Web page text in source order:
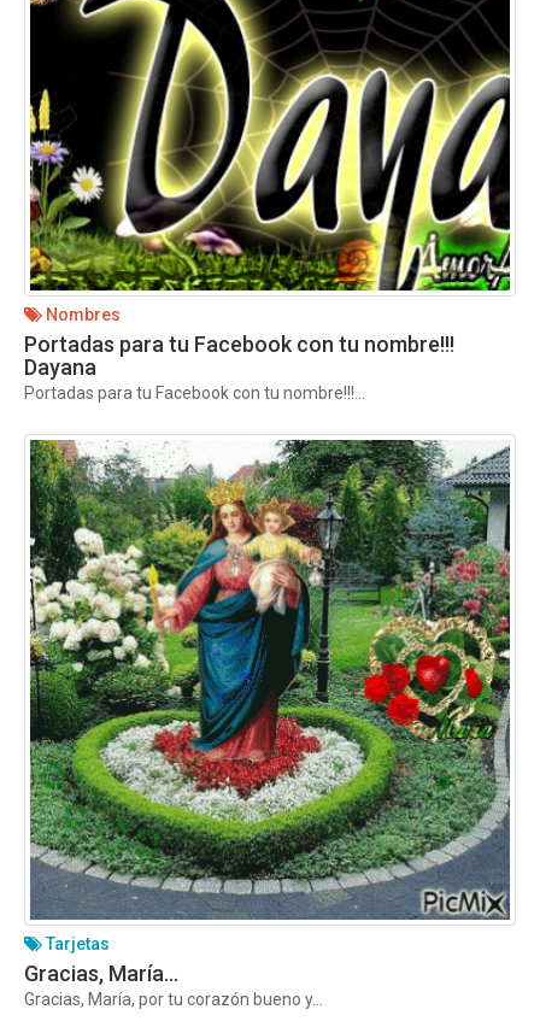
Nombres
Portadas para tu Facebook con tu nombre!!!
Dayana
Portadas para tu Facebook con tu nombre!!!...
Tarjetas
Gracias, María…
Gracias, María, por tu corazón bueno y...